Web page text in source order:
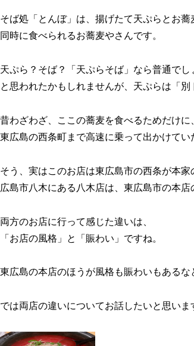
そば処「とんぼ」は、揚げたて天ぷらとお蕎
同時に食べられるお蕎麦やさんです。
天ぷら？そば？「天ぷらそば」なら普通でし
と思われたかもしれませんが、天ぷらは「別
昔わざわざ、ここの蕎麦を食べるためだけに
東広島の西条町まで高速に乗って出かけてい
そう、実はこのお店は東広島市の西条が本家
広島市八木にある八木店は、東広島市の本店
両方のお店に行って感じた違いは、
「お店の風格」と「賑わい」ですね。
東広島の本店のほうが風格も賑わいもあるな
では両店の違いについてお話したいと思いま